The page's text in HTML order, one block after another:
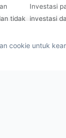
tidak
Investasi
investasi
cookie untuk